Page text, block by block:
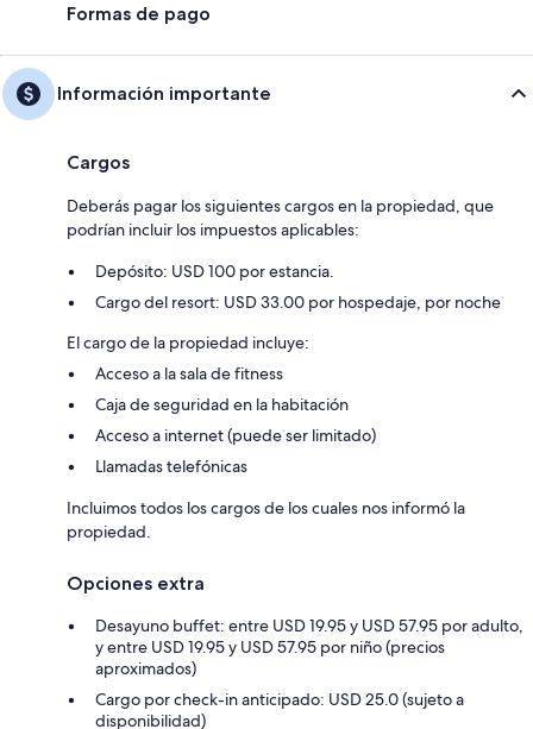
Formas de pago
Información importante
Cargos
Deberás pagar los siguientes cargos en la propiedad, que
podrían incluir los impuestos aplicables:
Depósito: USD 100 por estancia.
Cargo del resort: USD 33.00 por hospedaje, por noche
El cargo de la propiedad incluye:
Acceso a la sala de fitness
Caja de seguridad en la habitación
Acceso a internet (puede ser limitado)
Llamadas telefónicas
Incluimos todos los cargos de los cuales nos informó la
propiedad.
Opciones extra
Desayuno buffet: entre USD 19.95 y USD 57.95 por adulto,
y entre USD 19.95 y USD 57.95 por niño (precios
aproximados)
Cargo por check-in anticipado: USD 25.0 (sujeto a
disponibilidad)